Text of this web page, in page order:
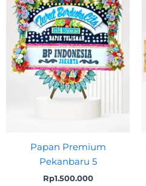
Papan Premium
Pekanbaru 5
Rp1.500.000